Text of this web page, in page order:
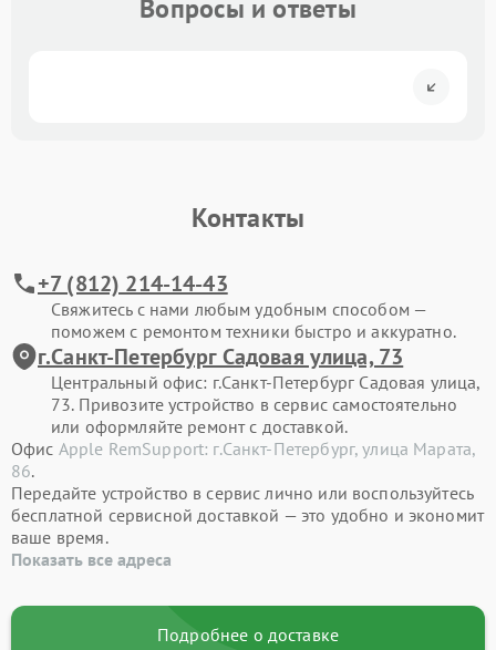
Вопросы и ответы
Контакты
+7 (812) 214-14-43
Свяжитесь с нами любым удобным способом —
поможем с ремонтом техники быстро и аккуратно.
г.Санкт-Петербург Садовая улица, 73
Центральный офис: г.Санкт-Петербург Садовая улица,
73. Привозите устройство в сервис самостоятельно
или оформляйте ремонт с доставкой.
Офис Apple RemSupport: г.Санкт-Петербург, улица Марата,
86.
Передайте устройство в сервис лично или воспользуйтесь
бесплатной сервисной доставкой — это удобно и экономит
ваше время.
Показать все адреса
Подробнее о доставке